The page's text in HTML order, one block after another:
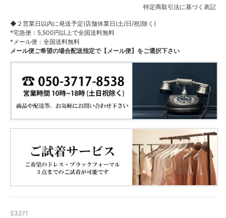
特定商取引法に基づく表記
◆２営業日以内に発送予定(店舗休業日(土/日/祝)除く)
*宅急便：5,500円以上で全国送料無料
*メール便：全国送料無料
メール便ご希望の場合配送指定で【メール便】をご選択下さい
S3271